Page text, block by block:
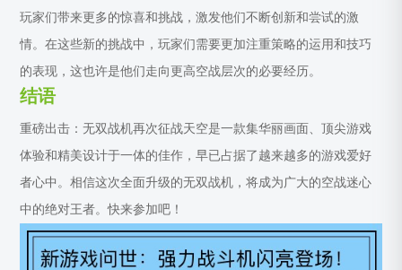
玩家们带来更多的惊喜和挑战，激发他们不断创新和尝试的激
情。在这些新的挑战中，玩家们需要更加注重策略的运用和技巧
的表现，这也许是他们走向更高空战层次的必要经历。
结语
重磅出击：无双战机再次征战天空是一款集华丽画面、顶尖游戏
体验和精美设计于一体的佳作，早已占据了越来越多的游戏爱好
者心中。相信这次全面升级的无双战机，将成为广大的空战迷心
中的绝对王者。快来参加吧！